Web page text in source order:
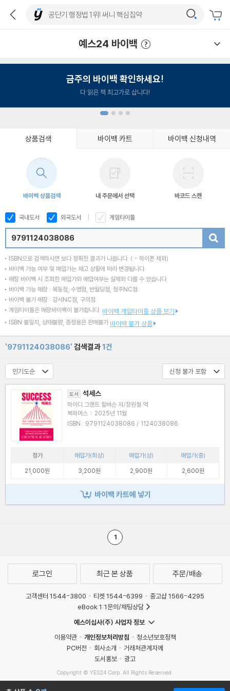
예스24 바이백
금주의 바이백 확인하세요!
다 읽은 책 최고가로 삽니다!
상품검색 바이백 카트 바이백 신청내역
바이백 상품검색 내 주문에서 선택 바코드 스캔
국내도서 외국도서 게임타이틀
ISBN으로 검색하시면 보다 정확한 결과가 나옵니다. ( - 하이픈 제외)
바이백 가능 여부 및 매입가는 재고 상황에 따라 변경됩니다.
매장 바이백 시 조회한 매입가와 매입여부는 실제와 다를 수 있습니다.
바이백 가능 매장 : 목동점, 수영점, 반월당점, 청주NC점
바이백 불가 매장 : 강서NC점, 구의점
게임타이틀은 매장바이백이 불가합니다. 바이백 게임타이틀 상품 보기
ISBN 불일치, 상태불량, 증정용은 판매불가 바이백 불가 상품
'9791124038086' 검색결과1건
도서 석세스
하이디 그랜트 할버슨 저/장원철 역
북파머스 | 2025년 11월
ISBN : 9791124038086 / 1124038086
정가 매입가(최상) 매입가(상)
매입가(중)
21,000원
3,200원 2,900원 2,600원
바이백 카트에 넣기
1
로그인 최근 본 상품 주문/배송
고객센터 1544-3800 티켓 1544-6399
중고샵 1566-4295
eBook 1:1문의/채팅상담
예스이십사(주) 사업자 정보
이용약관
개인정보처리방침
청소년보호정책
PC버전
회사소개
거래처관계자께
도서홍보
광고
Copyright © YES24 Corp. All Rights Reserved.
MATOM4